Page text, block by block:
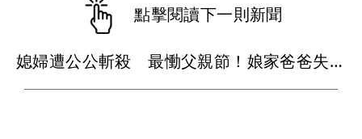
點擊閱讀下一則新聞
媳婦遭公公斬殺 最慟父親節！娘家爸爸失眠就奔殯儀館...